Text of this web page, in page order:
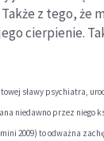
Także z tego, że
cierpienie.
sławy psychiatra,
niedawno przez niego
2009) to odważna